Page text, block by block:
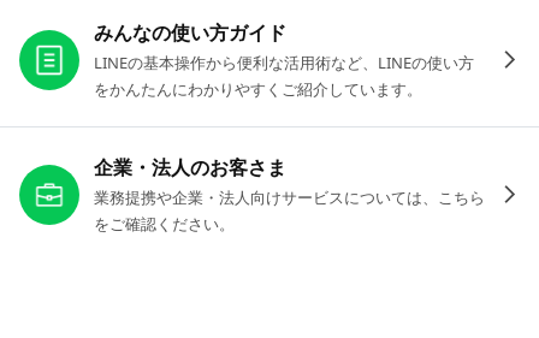
みんなの使い方ガイド
LINEの基本操作から便利な活用術など、LINEの使い方
をかんたんにわかりやすくご紹介しています。
企業・法人のお客さま
業務提携や企業・法人向けサービスについては、こちら
をご確認ください。